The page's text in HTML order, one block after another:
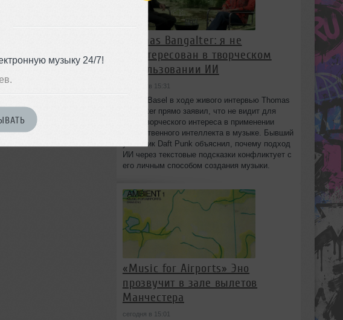
музыку 24/7!
Electro House
17 мая 2010, 21:47
Thomas Bangalter: я не
заинтересован в творческом
использовании ИИ
сегодня в 15:31
На Art Basel в ходе живого интервью Thomas
Bangalter прямо заявил, что не видит для
себя творческого интереса в применении
искусственного интеллекта в музыке. Бывший
участник Daft Punk объяснил, почему подход
ИИ через текстовые подсказки конфликтует с
его личным способом создания музыки.
«Music for Airports» Эно
прозвучит в зале вылетов
Манчестера
сегодня в 15:01